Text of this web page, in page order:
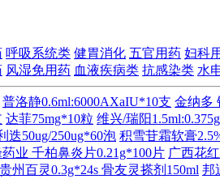
呼吸系统类 健胃消化 五官用药 妇科
风湿免用药 血液疾病类 抗感染类 水
普洛静0.6ml:6000AXaIU*10支 金纳多
达菲75mg*10粒 维兴/瑞阳
迭50ug/250ug*60泡 积雪苷霜软膏
业 千柏鼻炎片0.21g*100片 广西花
贵州百灵0.3g*24s 骨友灵搽剂150ml 邦